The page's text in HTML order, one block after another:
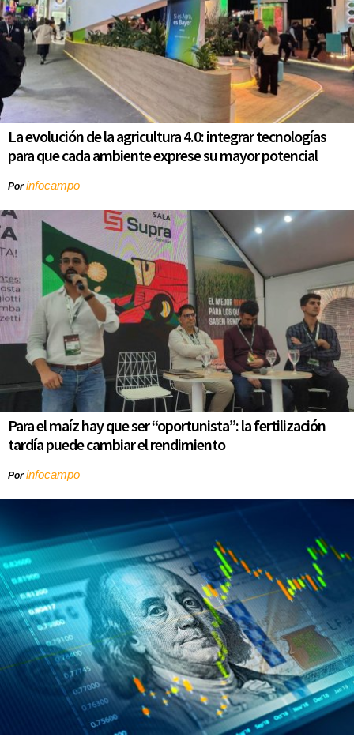
La evolución de la agricultura 4.0: integrar tecnologías
para que cada ambiente exprese su mayor potencial
Porinfocampo
Para el maíz hay que ser “oportunista”: la fertilización
tardía puede cambiar el rendimiento
Porinfocampo